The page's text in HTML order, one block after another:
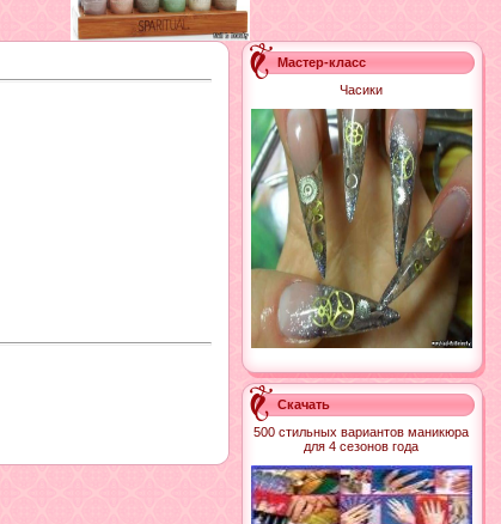
Мастер-класс
Часики
Скачать
500 стильных вариантов маникюра
для 4 сезонов года